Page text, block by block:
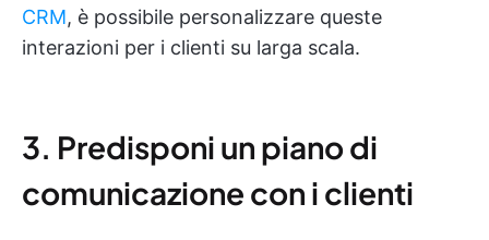
CRM, è possibile personalizzare queste
interazioni per i clienti su larga scala.
3. Predisponi un piano di
comunicazione con i clienti